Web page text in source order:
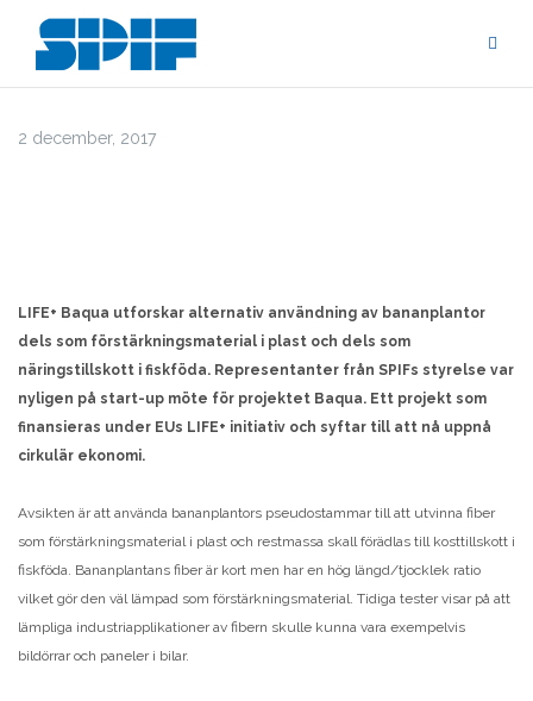
innehåll
2 december, 2017
LIFE+ Baqua utforskar alternativ användning av bananplantor
dels som förstärkningsmaterial i plast och dels som
näringstillskott i fiskföda. Representanter från SPIFs styrelse var
nyligen på start-up möte för projektet Baqua. Ett projekt som
finansieras under EUs LIFE+ initiativ och syftar till att nå uppnå
cirkulär ekonomi.
Avsikten är att använda bananplantors pseudostammar till att utvinna fiber
som förstärkningsmaterial i plast och restmassa skall förädlas till kosttillskott i
fiskföda. Bananplantans fiber är kort men har en hög längd/tjocklek ratio
vilket gör den väl lämpad som förstärkningsmaterial. Tidiga tester visar på att
lämpliga industriapplikationer av fibern skulle kunna vara exempelvis
bildörrar och paneler i bilar.